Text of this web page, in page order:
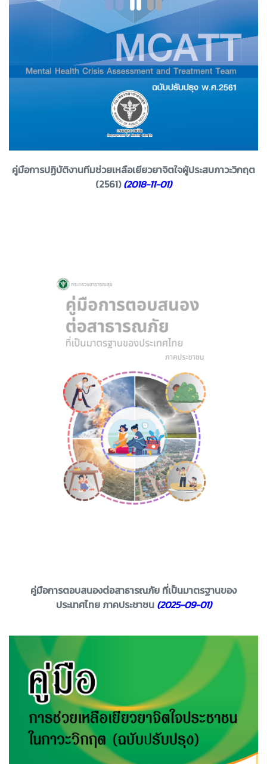
คู่มือการปฏิบัติงานทีมช่วยเหลือเยียวยาจิตใจผู้ประสบภาวะวิกฤต
(2561)(2018-11-01)
คู่มือการตอบสนองต่อสาธารณภัย ที่เป็นมาตรฐานของ
ประเทศไทย ภาคประชาชน (2025-09-01)